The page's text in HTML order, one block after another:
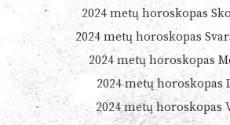
2024 metų horoskopas
2024 metų horoskopas
2024 metų horoskopas
2024 metų horoskopas
2024 metų horoskopas